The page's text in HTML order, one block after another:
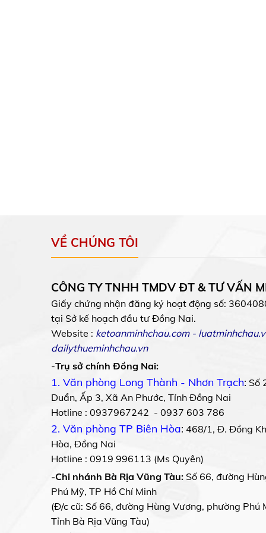
VỀ CHÚNG TÔI
CÔNG TY TNHH TMDV ĐT & TƯ VẤN
Giấy chứng nhận đăng ký hoạt động số:
tại Sở kế hoạch đầu tư Đồng Nai.
Website : ketoanminhchau.com-
dailythueminhchau.vn
-Trụ sở chính Đồng Nai:
1. Văn phòng Long Thành - Nhơn Trạch: Số
Duẩn, Ấp 3, Xã An Phước, Tỉnh Đồng Nai
Hotline : 0937967242 - 0937 603 786
2. Văn phòng TP Biên Hòa: 468/1, Đ. Đồng
Hòa, Đồng Nai
Hotline : 0919 996113 (Ms Quyên)
-Chi nhánh Bà Rịa Vũng Tàu: Số 66, đường
Phú Mỹ, TP Hồ Chí Minh
(Đ/c cũ: Số 66, đường Hùng Vương, phường Phú
Tỉnh Bà Rịa Vũng Tàu)